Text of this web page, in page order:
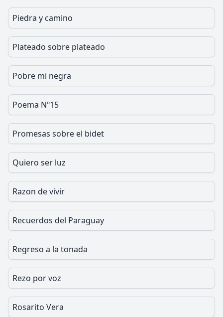
Piedra y camino
Plateado sobre plateado
Pobre mi negra
Poema Nº15
Promesas sobre el bidet
Quiero ser luz
Razon de vivir
Recuerdos del Paraguay
Regreso a la tonada
Rezo por voz
Rosarito Vera